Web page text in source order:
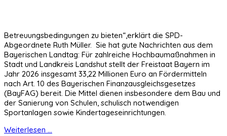
Betreuungsbedingungen zu bieten“,erklärt die SPD-
Abgeordnete Ruth Müller. Sie hat gute Nachrichten aus dem
Bayerischen Landtag: Für zahlreiche Hochbaumaßnahmen in
Stadt und Landkreis Landshut stellt der Freistaat Bayern im
Jahr 2026 insgesamt 33,22 Millionen Euro an Fördermitteln
nach Art. 10 des Bayerischen Finanzausgleichsgesetzes
(BayFAG) bereit. Die Mittel dienen insbesondere dem Bau und
der Sanierung von Schulen, schulisch notwendigen
Sportanlagen sowie Kindertageseinrichtungen.
Weiterlesen ...